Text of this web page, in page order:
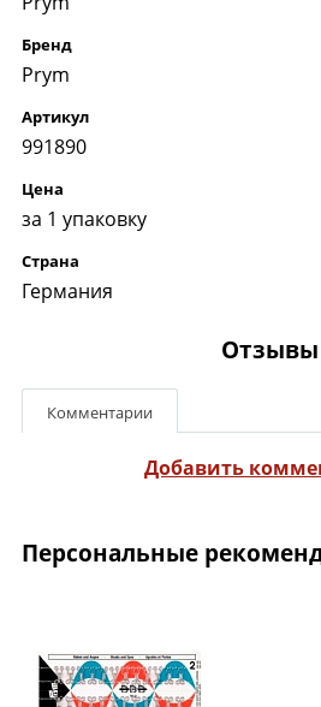
Бренд
Prym
Артикул
991890
Цена
за 1 упаковку
Страна
Германия
Отзывы
Комментарии
Добавить
Персональные